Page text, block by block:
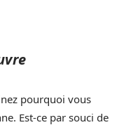
pourquoi vous
Est-ce par souci de